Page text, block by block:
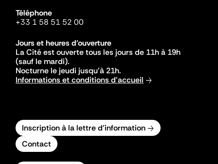
Téléphone
+33 1 58 51 52 00
Jours et heures d'ouverture
La Cité est ouverte tous les jours de 11h à 19h
(sauf le mardi).
Nocturne le jeudi jusqu'à 21h.
Informations et conditions d'accueil
Inscription à la lettre d'information
Contact